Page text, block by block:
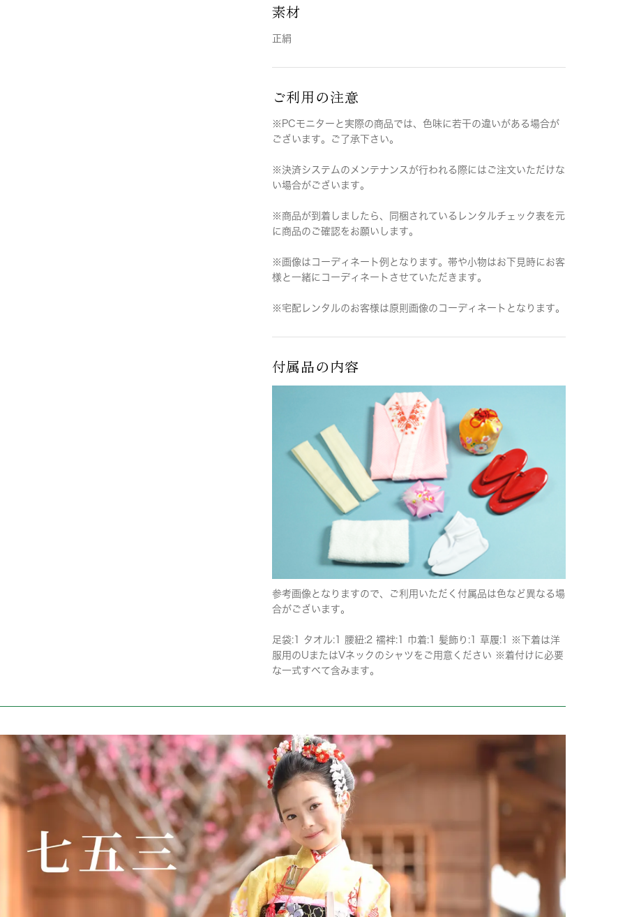
素材
正絹
ご利用の注意
※PCモニターと実際の商品では、色味に若干の違いがある場合が
ございます。ご了承下さい。
※決済システムのメンテナンスが行われる際にはご注文いただけな
い場合がございます。
※商品が到着しましたら、同梱されているレンタルチェック表を元
に商品のご確認をお願いします。
※画像はコーディネート例となります。帯や小物はお下見時にお客
様と一緒にコーディネートさせていただきます。
※宅配レンタルのお客様は原則画像のコーディネートとなります。
付属品の内容
参考画像となりますので、ご利用いただく付属品は色など異なる場
合がございます。
足袋:1 タオル:1 腰紐:2 襦袢:1 巾着:1 髪飾り:1 草履:1 ※下着は洋
服用のUまたはVネックのシャツをご用意ください ※着付けに必要
な一式すべて含みます。